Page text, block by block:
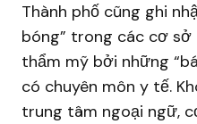
Thành phố cũng ghi
bóng” trong các cơ
thẩm mỹ bởi những
có chuyên môn y tế.
trung tâm ngoại ngữ,